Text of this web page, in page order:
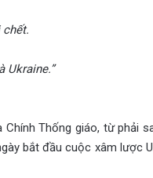
chết.
Ukraine.”
Thống giáo, từ phải
bắt đầu cuộc xâm lược